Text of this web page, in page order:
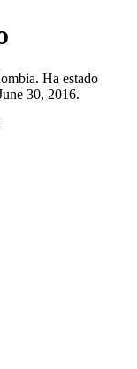
Ha estado
30, 2016.